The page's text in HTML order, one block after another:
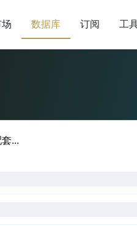
数据库 订阅 工
...